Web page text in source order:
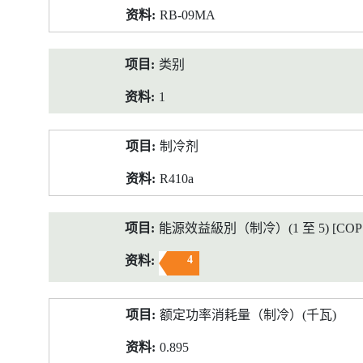
RB-09MA
类别
1
制冷剂
R410a
能源效益級別（制冷）(1 至 5) [COP
4
额定功率消耗量（制冷）(千瓦)
0.895